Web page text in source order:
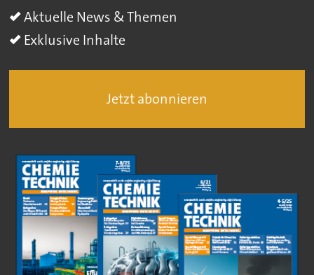
Aktuelle News & Themen
Exklusive Inhalte
Jetzt abonnieren